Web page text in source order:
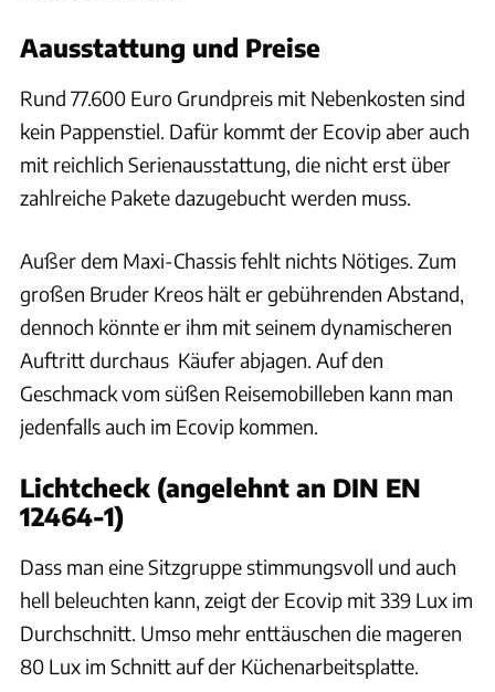
Aausstattung und Preise
Rund 77.600 Euro Grundpreis mit Nebenkosten sind
kein Pappenstiel. Dafür kommt der Ecovip aber auch
mit reichlich Serienausstattung, die nicht erst über
zahlreiche Pakete dazugebucht werden muss.
Außer dem Maxi-Chassis fehlt nichts Nötiges. Zum
großen Bruder Kreos hält er gebührenden Abstand,
dennoch könnte er ihm mit seinem dynamischeren
Auftritt durchaus Käufer abjagen. Auf den
Geschmack vom süßen Reisemobilleben kann man
jedenfalls auch im Ecovip kommen.
Lichtcheck (angelehnt an DIN EN
12464-1)
Dass man eine Sitzgruppe stimmungsvoll und auch
hell beleuchten kann, zeigt der Ecovip mit 339 Lux im
Durchschnitt. Umso mehr enttäuschen die mageren
80 Lux im Schnitt auf der Küchenarbeitsplatte.